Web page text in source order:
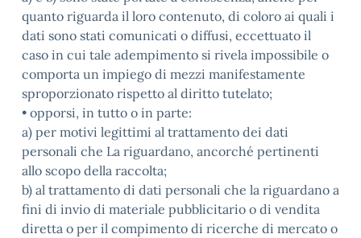
quanto riguarda il loro contenuto, di coloro ai quali i
dati sono stati comunicati o diffusi, eccettuato il
caso in cui tale adempimento si rivela impossibile o
comporta un impiego di mezzi manifestamente
sproporzionato rispetto al diritto tutelato;
• opporsi, in tutto o in parte:
a) per motivi legittimi al trattamento dei dati
personali che La riguardano, ancorché pertinenti
allo scopo della raccolta;
b) al trattamento di dati personali che la riguardano a
fini di invio di materiale pubblicitario o di vendita
diretta o per il compimento di ricerche di mercato o